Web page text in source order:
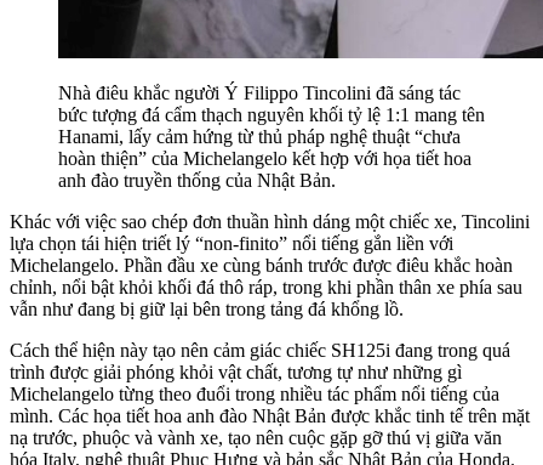
Nhà điêu khắc người Ý Filippo Tincolini đã sáng tác
bức tượng đá cẩm thạch nguyên khối tỷ lệ 1:1 mang tên
Hanami, lấy cảm hứng từ thủ pháp nghệ thuật “chưa
hoàn thiện” của Michelangelo kết hợp với họa tiết hoa
anh đào truyền thống của Nhật Bản.
Khác với việc sao chép đơn thuần hình dáng một chiếc xe, Tincolini
lựa chọn tái hiện triết lý “non-finito” nổi tiếng gắn liền với
Michelangelo. Phần đầu xe cùng bánh trước được điêu khắc hoàn
chỉnh, nổi bật khỏi khối đá thô ráp, trong khi phần thân xe phía sau
vẫn như đang bị giữ lại bên trong tảng đá khổng lồ.
Cách thể hiện này tạo nên cảm giác chiếc SH125i đang trong quá
trình được giải phóng khỏi vật chất, tương tự như những gì
Michelangelo từng theo đuổi trong nhiều tác phẩm nổi tiếng của
mình. Các họa tiết hoa anh đào Nhật Bản được khắc tinh tế trên mặt
nạ trước, phuộc và vành xe, tạo nên cuộc gặp gỡ thú vị giữa văn
hóa Italy, nghệ thuật Phục Hưng và bản sắc Nhật Bản của Honda.